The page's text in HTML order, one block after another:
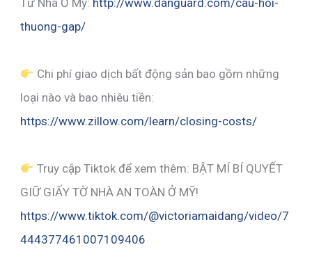
Tư Nhà Ở Mỹ: http://www.danguard.com/cau-hoi-
thuong-gap/
Chi phí giao dịch bất động sản bao gồm những
loại nào và bao nhiêu tiền:
https://www.zillow.com/learn/closing-costs/
Truy cập Tiktok để xem thêm: BẬT MÍ BÍ QUYẾT
GIỮ GIẤY TỜ NHÀ AN TOÀN Ở MỸ!
https://www.tiktok.com/@victoriamaidang/video/7
444377461007109406